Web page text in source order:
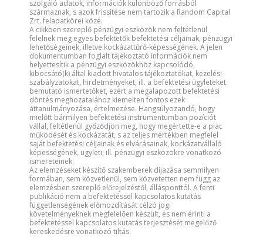
szolgáló adatok, információk különböző forrásból
származnak, s azok frissítése nem tartozik a Random Capital
Zrt. feladatkörei közé.
A cikkben szereplő pénzügyi eszközök nem feltétlenül
felelnek meg egyes befektetők befektetési céljainak, pénzügyi
lehetőségeinek, illetve kockázattűrő-képességének. A jelen
dokumentumban foglalt tájékoztató információk nem
helyettesítik a pénzügyi eszközökhöz kapcsolódó,
kibocsátó(k) által kiadott hivatalos tájékoztatókat, kezelési
szabályzatokat, hirdetményeket, ill. a befektetési ügyleteket
bemutató ismertetőket, ezért a megalapozott befektetési
döntés meghozatalához kiemelten fontos ezek
áttanulmányozása, értelmezése. Hangsúlyozandó, hogy
mielőtt bármilyen befektetési instrumentumban pozíciót
vállal, feltétlenül győződjön meg, hogy megértette-e a piac
működését és kockázatát, s az teljes mértékben megfelel
saját befektetési céljainak és elvárásainak, kockázatvállaló
képességének, ügyleti, ill. pénzügyi eszközökre vonatkozó
ismereteinek.
Az elemzéseket készítő szakemberek díjazása semmilyen
formában, sem közvetlenül, sem közvetetten nem függ az
elemzésben szereplő előrejelzéstől, állásponttól. A fenti
publikáció nem a befektetéssel kapcsolatos kutatás
függetlenségének előmozdítását célzó jogi
követelményeknek megfelelően készült, és nem érinti a
befektetéssel kapcsolatos kutatás terjesztését megelőző
kereskedésre vonatkozó tiltás.